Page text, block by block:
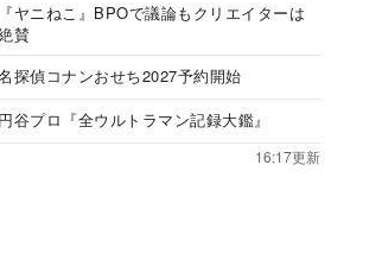
『ヤニねこ』BPOで議論もクリエイターは
賛
探偵コナンおせち2027予約開始
円谷プロ『全ウルトラマン記録大鑑』
16:17更新